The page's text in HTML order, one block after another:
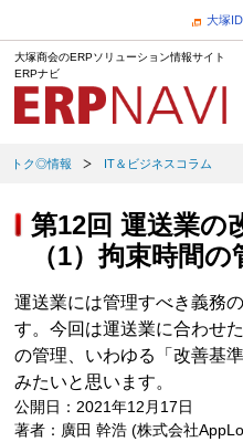
大塚
大塚商会のERPソリューション情報サイト
ERPナビ
トク◎情報 IT＆ビジネスコラム
第12回 運送業の
（1）拘束時間の
運送業には管理すべき義務
す。今回は運送業に合わせ
の管理、いわゆる「改善基
みたいと思います。
公開日：2021年12月17日
著者：廣田 幹浩 (株式会社